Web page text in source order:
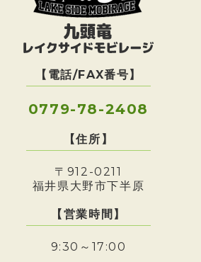
【電話/FAX番号】
0779-78-2408
【住所】
〒912-0211
福井県大野市下半原
【営業時間】
9:30～17:00